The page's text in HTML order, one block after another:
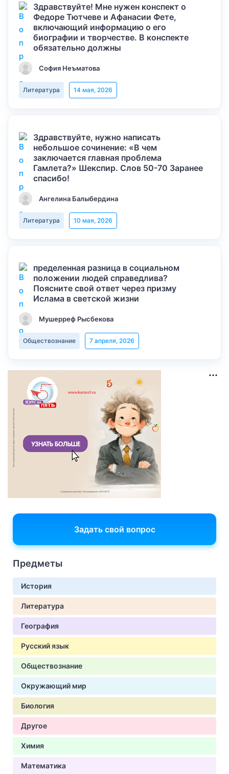
Здравствуйте! Мне нужен конспект о
Федоре Тютчеве и Афанасии Фете,
включающий информацию о его
биографии и творчестве. В конспекте
обязательно должны
София Неъматова
Литература 14 мая, 2026
Здравствуйте, нужно написать
небольшое сочинение: «В чем
заключается главная проблема
Гамлета?» Шекспир. Слов 50-70 Заранее
спасибо!
Ангелина Балыбердина
Литература 10 мая, 2026
пределенная разница в социальном
положении людей справедлива?
Поясните свой ответ через призму
Ислама в светской жизни
Мушерреф Рысбекова
Обществознание 7 апреля, 2026
Задать свой вопрос
Предметы
История
Литература
География
Русский язык
Обществознание
Окружающий мир
Биология
Другое
Химия
Математика